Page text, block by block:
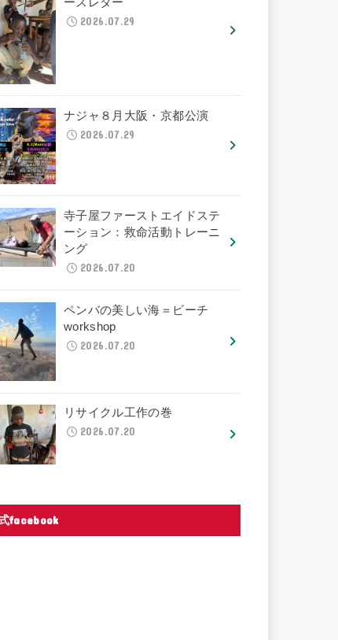
ースレター
2026.07.29
ナジャ８月大阪・京都公演
2026.07.29
寺子屋ファーストエイドステ
ーション：救命活動トレーニ
ング
2026.07.20
ペンバの美しい海＝ビーチ
workshop
2026.07.20
リサイクル工作の巻
2026.07.20
facebook